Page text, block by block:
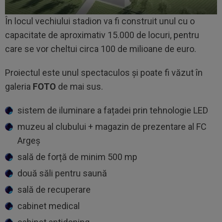
În locul vechiului stadion va fi construit unul cu o
capacitate de aproximativ 15.000 de locuri, pentru
care se vor cheltui circa 100 de milioane de euro.
Proiectul este unul spectaculos și poate fi văzut în
galeria FOTO de mai sus.
sistem de iluminare a fațadei prin tehnologie LED
muzeu al clubului + magazin de prezentare al FC
Argeș
sală de forță de minim 500 mp
două săli pentru saună
sală de recuperare
cabinet medical